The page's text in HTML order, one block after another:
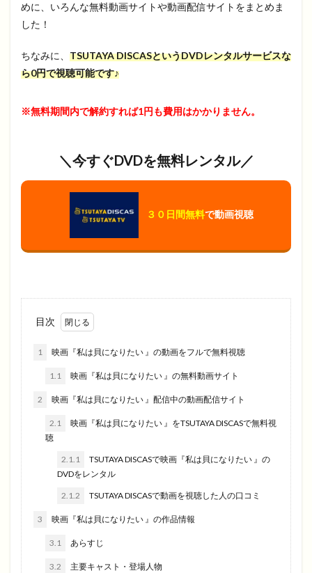
めに、いろんな無料動画サイトや動画配信サイトをまとめま
した！
ちなみに、 TSUTAYA DISCASというDVDレンタルサービスな
ら0円で視聴可能です♪
※無料期間内で解約すれば1円も費用はかかりません。
＼今すぐDVDを無料レンタル／
３０日間無料で動画視聴
目次
1 映画『私は貝になりたい 』の動画をフルで無料視聴
1.1 映画『私は貝になりたい 』の無料動画サイト
2 映画『私は貝になりたい 』配信中の動画配信サイト
2.1
映画『私は貝になりたい 』をTSUTAYA DISCASで無料視
聴
2.1.1
TSUTAYA DISCASで映画『私は貝になりたい 』の
DVDをレンタル
2.1.2 TSUTAYA DISCASで動画を視聴した人の口コミ
3 映画『私は貝になりたい 』の作品情報
3.1 あらすじ
3.2 主要キャスト・登場人物